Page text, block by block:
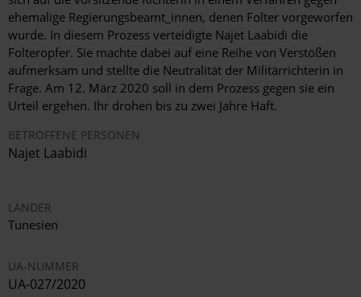
ehemalige Regierungsbeamt_innen, denen Folter vorgeworfen
wurde. In diesem Prozess verteidigte Najet Laabidi die
Folteropfer. Sie machte dabei auf eine Reihe von Verstößen
aufmerksam und stellte die Neutralität der Militärrichterin in
Frage. Am 12. März 2020 soll in dem Prozess gegen sie ein
Urteil ergehen. Ihr drohen bis zu zwei Jahre Haft.
BETROFFENE PERSONEN
Najet Laabidi
LÄNDER
Tunesien
UA-NUMMER
UA-027/2020